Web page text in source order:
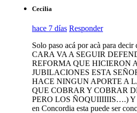
Cecilia
hace 7 días Responder
Solo paso acá por acà para
CARA VA A SEGUIR
REFORMA QUE HICIERON
JUBILACIONES ESTA
HACE NINGUN APORTE A
QUE COBRAR Y COBRAR
PERO LOS ÑOQUIIIIIIS….)
en Concordia esta puede ser